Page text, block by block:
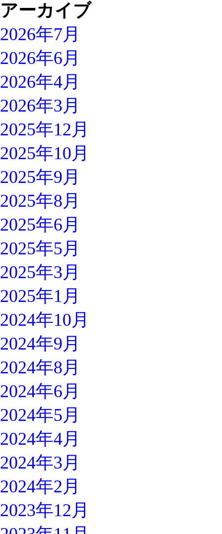
アーカイブ
2026年7月
2026年6月
2026年4月
2026年3月
2025年12月
2025年10月
2025年9月
2025年8月
2025年6月
2025年5月
2025年3月
2025年1月
2024年10月
2024年9月
2024年8月
2024年6月
2024年5月
2024年4月
2024年3月
2024年2月
2023年12月